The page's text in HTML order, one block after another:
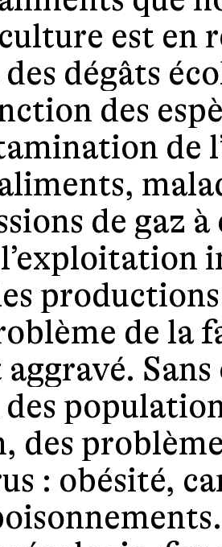
est en
des dégâts
des
de
de gaz
de la
aggravé.
des
des
: obésité,